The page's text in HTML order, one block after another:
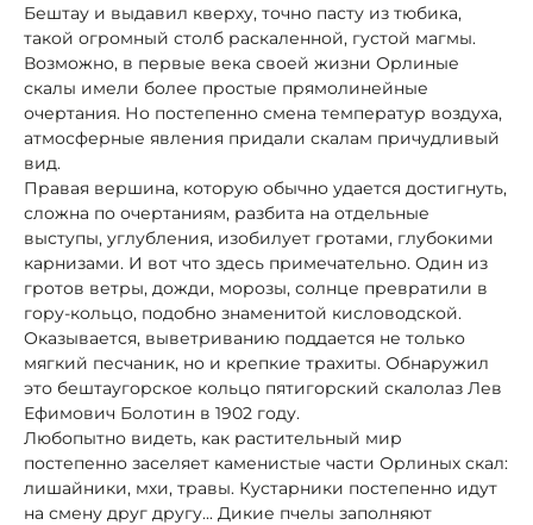
Бештау и выдавил кверху, точно пасту из тюбика,
такой огромный столб раскаленной, густой магмы.
Возможно, в первые века своей жизни Орлиные
скалы имели более простые прямолинейные
очертания. Но постепенно смена температур воздуха,
атмосферные явления придали скалам причудливый
вид.
Правая вершина, которую обычно удается достигнуть,
сложна по очертаниям, разбита на отдельные
выступы, углубления, изобилует гротами, глубокими
карнизами. И вот что здесь примечательно. Один из
гротов ветры, дожди, морозы, солнце превратили в
гору-кольцо, подобно знаменитой кисловодской.
Оказывается, выветриванию поддается не только
мягкий песчаник, но и крепкие трахиты. Обнаружил
это бештаугорское кольцо пятигорский скалолаз Лев
Ефимович Болотин в 1902 году.
Любопытно видеть, как растительный мир
постепенно заселяет каменистые части Орлиных скал:
лишайники, мхи, травы. Кустарники постепенно идут
на смену друг другу... Дикие пчелы заполняют